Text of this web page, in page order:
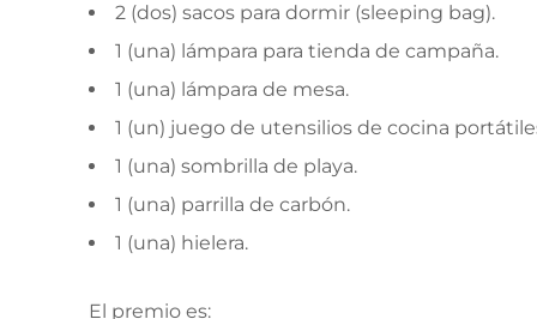
2 (dos) sacos para dormir (sleeping bag).
1 (una) lámpara para tienda de campaña.
1 (una) lámpara de mesa.
1 (un) juego de utensilios de cocina
1 (una) sombrilla de playa.
1 (una) parrilla de carbón.
1 (una) hielera.
El premio es: